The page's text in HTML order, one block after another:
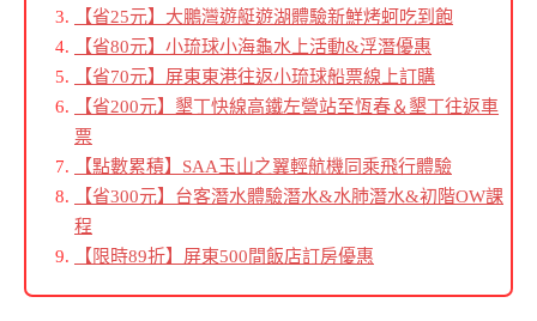
【省25元】大鵬灣遊艇遊湖體驗新鮮烤蚵吃到飽
【省80元】小琉球小海龜水上活動&浮潛優惠
【省70元】屏東東港往返小琉球船票線上訂購
【省200元】墾丁快線高鐵左營站至恆春＆墾丁往返車
票
【點數累積】SAA玉山之翼輕航機同乘飛行體驗
【省300元】台客潛水體驗潛水&水肺潛水&初階OW課
程
【限時89折】屏東500間飯店訂房優惠